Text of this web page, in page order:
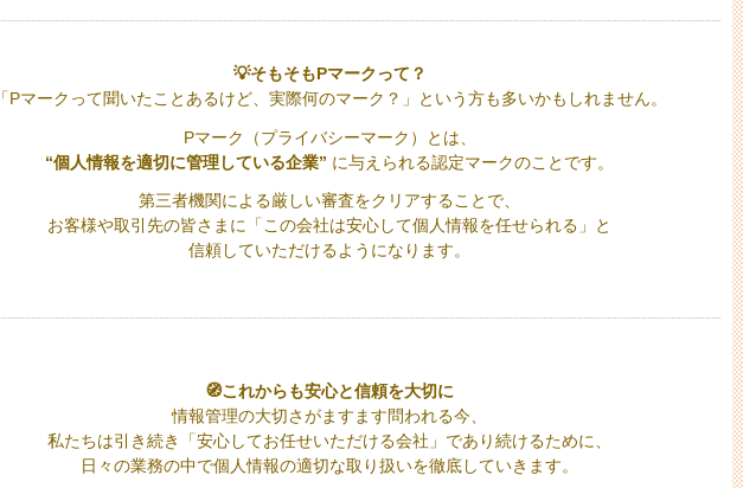
💡そもそもPマークって？
「Pマークって聞いたことあるけど、実際何のマーク？」という方も多いかもしれません。
Pマーク（プライバシーマーク）とは、
“個人情報を適切に管理している企業” に与えられる認定マークのことです。
第三者機関による厳しい審査をクリアすることで、
お客様や取引先の皆さまに「この会社は安心して個人情報を任せられる」と
信頼していただけるようになります。
🧭これからも安心と信頼を大切に
情報管理の大切さがますます問われる今、
私たちは引き続き「安心してお任せいただける会社」であり続けるために、
日々の業務の中で個人情報の適切な取り扱いを徹底していきます。